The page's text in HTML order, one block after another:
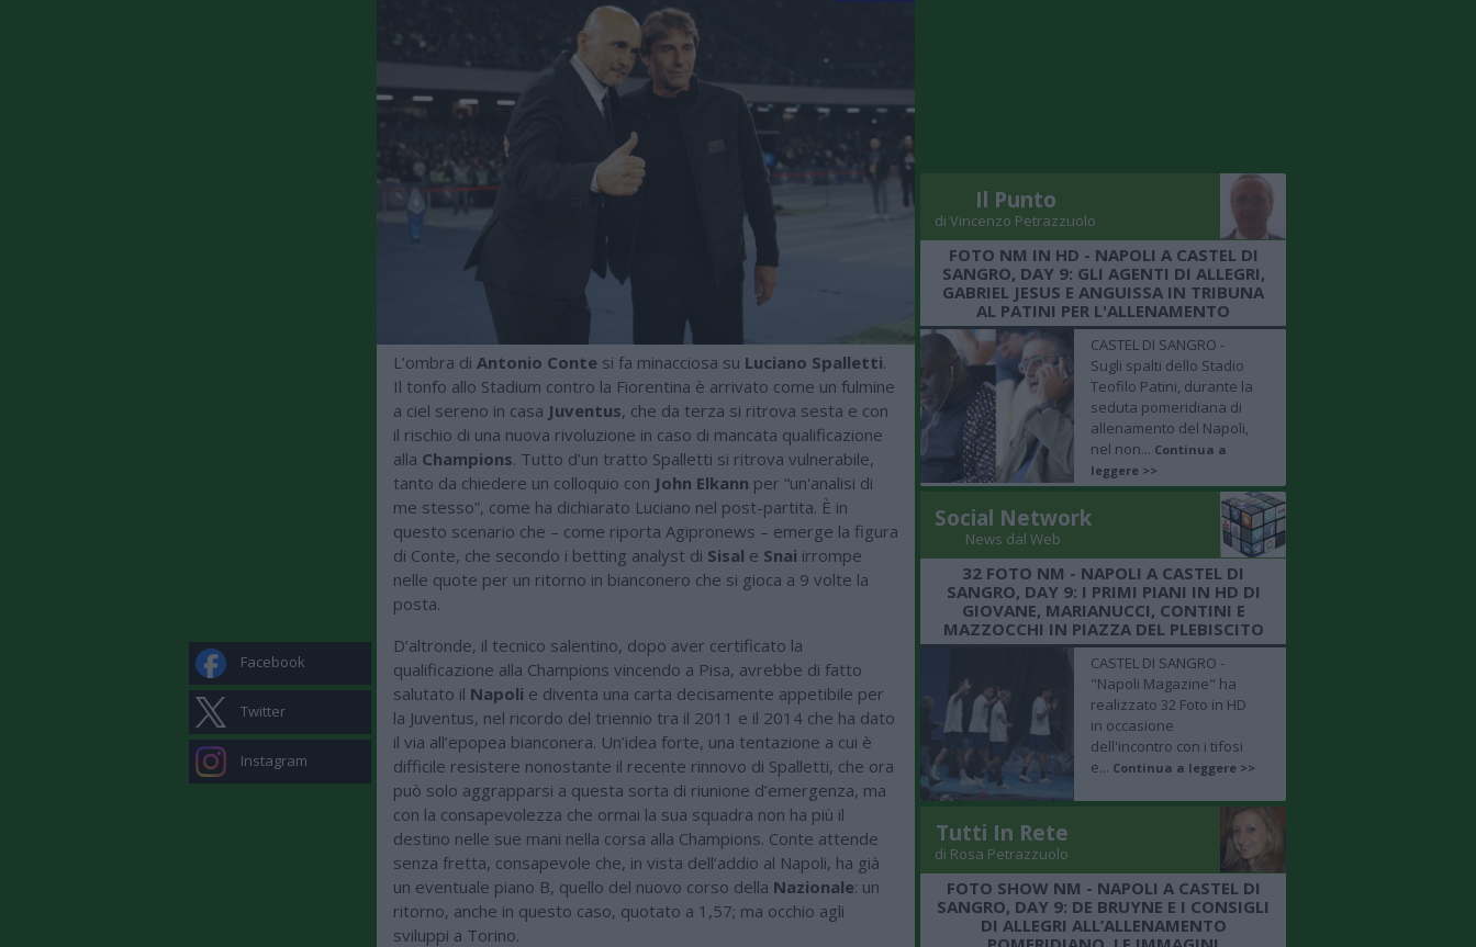
Facebook
Twitter
Instagram
L’ombra di Antonio Conte si fa minacciosa su Luciano Spalletti.
Il tonfo allo Stadium contro la Fiorentina è arrivato come un fulmine
a ciel sereno in casa Juventus, che da terza si ritrova sesta e con
il rischio di una nuova rivoluzione in caso di mancata qualificazione
alla Champions. Tutto d’un tratto Spalletti si ritrova vulnerabile,
tanto da chiedere un colloquio con John Elkann per “un'analisi di
me stesso”, come ha dichiarato Luciano nel post-partita. È in
questo scenario che – come riporta Agipronews – emerge la figura
di Conte, che secondo i betting analyst di Sisal e Snai irrompe
nelle quote per un ritorno in bianconero che si gioca a 9 volte la
posta.
D’altronde, il tecnico salentino, dopo aver certificato la
qualificazione alla Champions vincendo a Pisa, avrebbe di fatto
salutato il Napoli e diventa una carta decisamente appetibile per
la Juventus, nel ricordo del triennio tra il 2011 e il 2014 che ha dato
il via all’epopea bianconera. Un’idea forte, una tentazione a cui è
difficile resistere nonostante il recente rinnovo di Spalletti, che ora
può solo aggrapparsi a questa sorta di riunione d’emergenza, ma
con la consapevolezza che ormai la sua squadra non ha più il
destino nelle sue mani nella corsa alla Champions. Conte attende
senza fretta, consapevole che, in vista dell’addio al Napoli, ha già
un eventuale piano B, quello del nuovo corso della Nazionale: un
ritorno, anche in questo caso, quotato a 1,57; ma occhio agli
sviluppi a Torino.
Il Punto
di Vincenzo Petrazzuolo
FOTO NM IN HD - NAPOLI A CASTEL DI
SANGRO, DAY 9: GLI AGENTI DI ALLEGRI,
GABRIEL JESUS E ANGUISSA IN TRIBUNA
AL PATINI PER L'ALLENAMENTO
CASTEL DI SANGRO -
Sugli spalti dello Stadio
Teofilo Patini, durante la
seduta pomeridiana di
allenamento del Napoli,
nel non... Continua a
leggere >>
Social Network
News dal Web
32 FOTO NM - NAPOLI A CASTEL DI
SANGRO, DAY 9: I PRIMI PIANI IN HD DI
GIOVANE, MARIANUCCI, CONTINI E
MAZZOCCHI IN PIAZZA DEL PLEBISCITO
CASTEL DI SANGRO -
"Napoli Magazine" ha
realizzato 32 Foto in HD
in occasione
dell'incontro con i tifosi
e... Continua a leggere >>
Tutti In Rete
di Rosa Petrazzuolo
FOTO SHOW NM - NAPOLI A CASTEL DI
SANGRO, DAY 9: DE BRUYNE E I CONSIGLI
DI ALLEGRI ALL’ALLENAMENTO